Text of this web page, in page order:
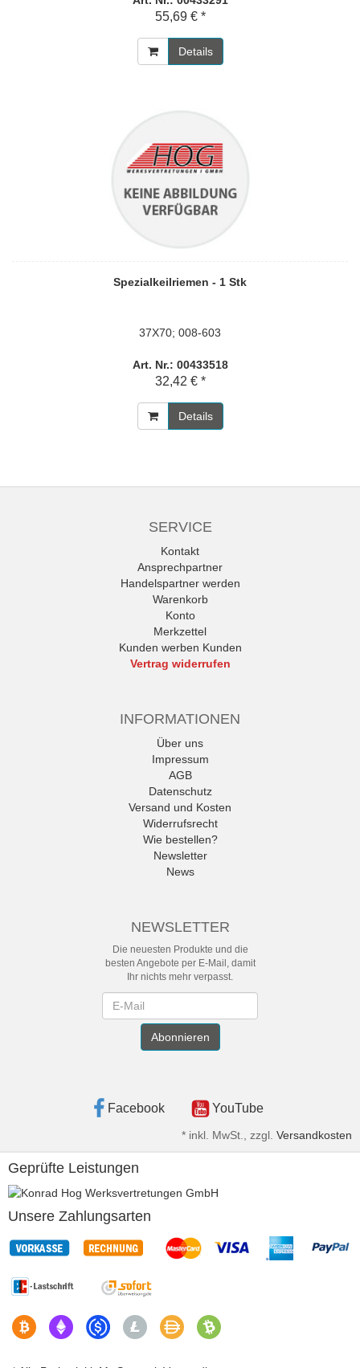
55,69 € *
Details
Spezialkeilriemen - 1 Stk
37X70; 008-603
Art. Nr.: 00433518
32,42 € *
Details
SERVICE
Kontakt
Ansprechpartner
Handelspartner werden
Warenkorb
Konto
Merkzettel
Kunden werben Kunden
Vertrag widerrufen
INFORMATIONEN
Über uns
Impressum
AGB
Datenschutz
Versand und Kosten
Widerrufsrecht
Wie bestellen?
Newsletter
News
NEWSLETTER
Die neuesten Produkte und die
besten Angebote per E-Mail, damit
Ihr nichts mehr verpasst.
Abonnieren
Facebook YouTube
* inkl. MwSt., zzgl. Versandkosten
Geprüfte Leistungen
Unsere Zahlungsarten